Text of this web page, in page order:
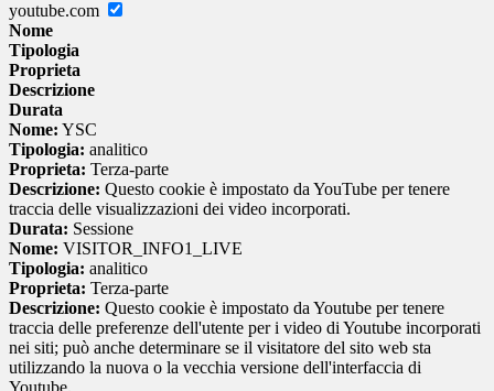
youtube.com
Nome
Tipologia
Proprieta
Descrizione
Durata
Nome: YSC
Tipologia: analitico
Proprieta: Terza-parte
Descrizione: Questo cookie è impostato da YouTube per tenere
traccia delle visualizzazioni dei video incorporati.
Durata: Sessione
Nome: VISITOR_INFO1_LIVE
Tipologia: analitico
Proprieta: Terza-parte
Descrizione: Questo cookie è impostato da Youtube per tenere
traccia delle preferenze dell'utente per i video di Youtube incorporati
nei siti; può anche determinare se il visitatore del sito web sta
utilizzando la nuova o la vecchia versione dell'interfaccia di
Youtube.